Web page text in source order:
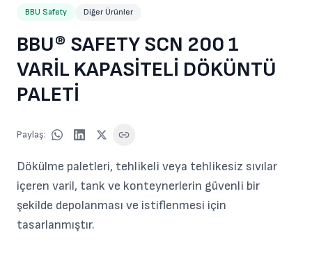
BBU Safety Diğer Ürünler
BBU® SAFETY SCN 200 1
VARİL KAPASİTELİ DÖKÜNTÜ
PALETİ
Paylaş:
Dökülme paletleri, tehlikeli veya tehlikesiz sıvılar
içeren varil, tank ve konteynerlerin güvenli bir
şekilde depolanması ve istiflenmesi için
tasarlanmıştır.